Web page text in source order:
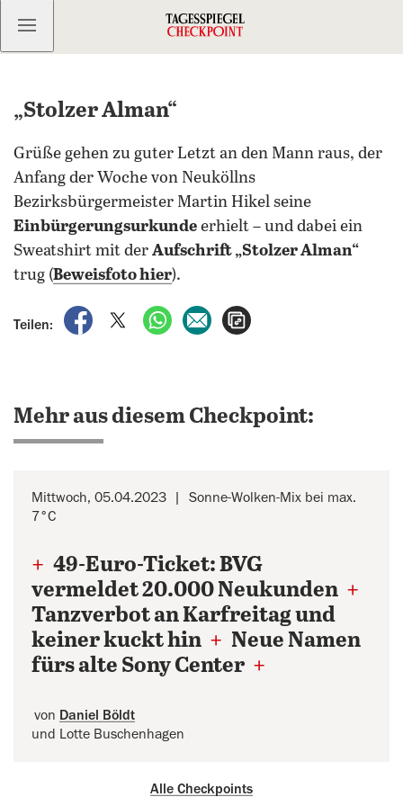
Kostenlos anmelden
„Stolzer Alman“
Grüße gehen zu guter Letzt an den Mann raus, der
Anfang der Woche von Neuköllns
Bezirksbürgermeister Martin Hikel seine
Einbürgerungsurkunde erhielt – und dabei ein
Sweatshirt mit der Aufschrift „Stolzer Alman“
trug (Beweisfoto hier).
Teilen:
auf Facebook teilen
auf X teilenper WhatsApp teilen
per E-Mail teilen
Mehr aus diesem Checkpoint:
Mittwoch, 05.04.2023
Sonne-Wolken-Mix bei max.
7°C
+ 49-Euro-Ticket: BVG
vermeldet 20.000 Neukunden +
Tanzverbot an Karfreitag und
keiner kuckt hin + Neue Namen
fürs alte Sony Center +
von Daniel Böldt
und Lotte Buschenhagen
Alle Checkpoints